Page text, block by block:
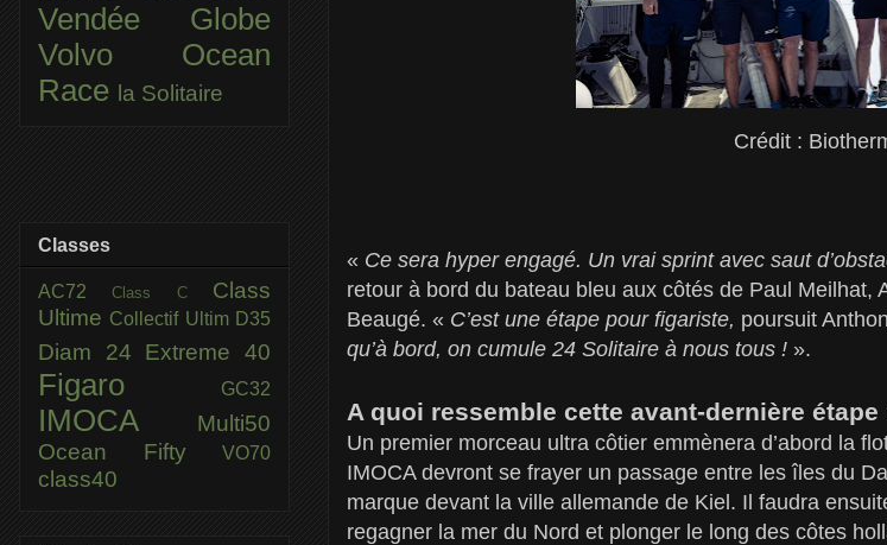
Crédit :
« Ce sera hyper engagé. Un vrai sprint avec saut
retour à bord du bateau bleu aux côtés de Paul Meilhat,
Beaugé. « C’est une étape pour figariste, poursuit
qu’à bord, on cumule 24 Solitaire à nous tous ! ».
A quoi ressemble cette avant-dernière étape
Un premier morceau ultra côtier emmènera d’abord la
IMOCA devront se frayer un passage entre les îles du
marque devant la ville allemande de Kiel. Il faudra
regagner la mer du Nord et plonger le long des côtes
Vendée Globe
Volvo Ocean
Race la Solitaire
Classes
AC72Class C Class
Ultime Collectif Ultim D35
Diam 24 Extreme 40
Figaro GC32
IMOCA
Multi50
Ocean Fifty
VO70
class40